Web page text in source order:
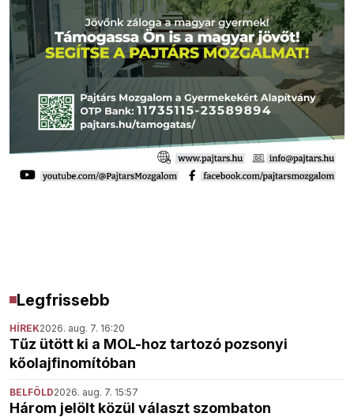
Legfrissebb
HÍREK2026. aug. 7. 16:20
Tűz ütött ki a MOL-hoz tartozó pozsonyi
kőolajfinomítóban
BELFÖLD2026. aug. 7. 15:57
Három jelölt közül választ szombaton